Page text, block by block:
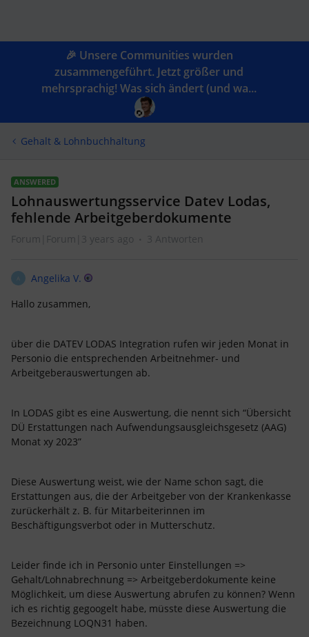
🎉 Unsere Communities wurden
zusammengeführt. Jetzt größer und
mehrsprachig! Was sich ändert (und wa...
Gehalt & Lohnbuchhaltung
ANSWERED
Lohnauswertungsservice Datev Lodas,
fehlende Arbeitgeberdokumente
Forum|Forum|3 years ago 3 Antworten
A
Angelika V.
Hallo zusammen,
über die DATEV LODAS Integration rufen wir jeden Monat in
Personio die entsprechenden Arbeitnehmer- und
Arbeitgeberauswertungen ab.
In LODAS gibt es eine Auswertung, die nennt sich “Übersicht
DÜ Erstattungen nach Aufwendungsausgleichsgesetz (AAG)
Monat xy 2023”
Diese Auswertung weist, wie der Name schon sagt, die
Erstattungen aus, die der Arbeitgeber von der Krankenkasse
zurückerhält z. B. für Mitarbeiterinnen im
Beschäftigungsverbot oder in Mutterschutz.
Leider finde ich in Personio unter Einstellungen =>
Gehalt/Lohnabrechnung => Arbeitgeberdokumente keine
Möglichkeit, um diese Auswertung abrufen zu können? Wenn
ich es richtig gegoogelt habe, müsste diese Auswertung die
Bezeichnung LOQN31 haben.